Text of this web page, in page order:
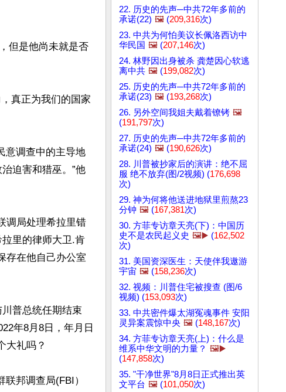
但是他尚未就是否
真正为我们的国家
意调查中的主导地
迫害和猎巫。”他
调局处理希拉里错
里的律师大卫.肯
存在他自己办公室
普总统任期结束
年8月8日，年月日
大礼吗？
邦调查局(FBI）
22. 历史的先声─中共72年多前的
承诺(22) 🖼️ (209,316次)
23. 中共为何怕美议长佩洛西访中
华民国 🖼️ (207,146次)
24. 林野因出身被杀 龚楚因心软逃
离中共 🖼️ (199,082次)
25. 历史的先声─中共72年多前的
承诺(23) 🖼️ (193,268次)
26. 另外空间我姐夫戴着镣铐 🖼️
(191,797次)
27. 历史的先声─中共72年多前的
承诺(24) 🖼️ (190,626次)
28. 川普被抄家后的演讲：绝不屈
服 绝不放弃(图/2视频) (176,698
次)
29. 神为何将他送进地狱里煎熬23
分钟 🖼️ (167,381次)
30. 方菲专访章天亮(下)：中国历
史不是农民起义史 🖼️▶️ (162,502
次)
31. 美国资深医生：天使伴我遨游
宇宙 🖼️ (158,236次)
32. 视频：川普住宅被搜查 (图/6
视频) (153,093次)
33. 中共密件爆太湖冤魂事件 安阳
灵异案震惊中央 🖼️ (148,167次)
34. 方菲专访章天亮(上)：什么是
维系中华文明的力量？ 🖼️▶️
(147,858次)
35. "干净世界"8月8日正式推出英
文平台 🖼️ (101,050次)